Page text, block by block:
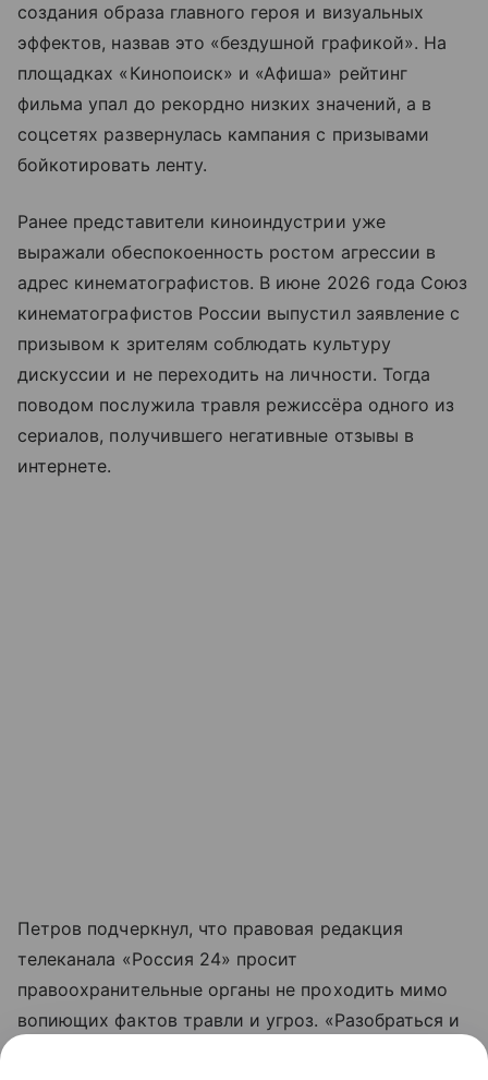
создания образа главного героя и визуальных
эффектов, назвав это «бездушной графикой». На
площадках «Кинопоиск» и «Афиша» рейтинг
фильма упал до рекордно низких значений, а в
соцсетях развернулась кампания с призывами
бойкотировать ленту.
Ранее представители киноиндустрии уже
выражали обеспокоенность ростом агрессии в
адрес кинематографистов. В июне 2026 года Союз
кинематографистов России выпустил заявление с
призывом к зрителям соблюдать культуру
дискуссии и не переходить на личности. Тогда
поводом послужила травля режиссёра одного из
сериалов, получившего негативные отзывы в
интернете.
Петров подчеркнул, что правовая редакция
телеканала «Россия 24» просит
правоохранительные органы не проходить мимо
вопиющих фактов травли и угроз. «Разобраться и